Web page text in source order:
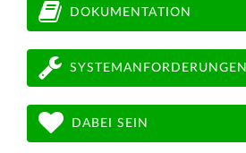
DOKUMENTATION
SYSTEMANFORDERUNGEN
DABEI SEIN